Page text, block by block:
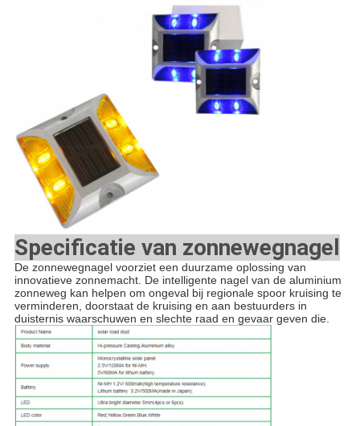
Specificatie van zonnewegnagel
De zonnewegnagel voorziet een duurzame oplossing van
innovatieve zonnemacht. De intelligente nagel van de aluminium
zonneweg kan helpen om ongeval bij regionale spoor kruising te
verminderen, doorstaat de kruising en aan bestuurders in
duisternis waarschuwen en slechte raad en gevaar geven die.